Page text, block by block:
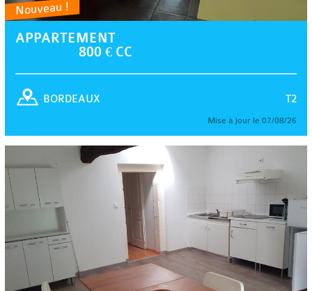
Nouveau !
APPARTEMENT
800 € CC
T2
BORDEAUX
Mise à jour le 07/08/26